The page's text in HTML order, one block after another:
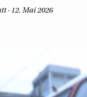
· 12. Mai 2026